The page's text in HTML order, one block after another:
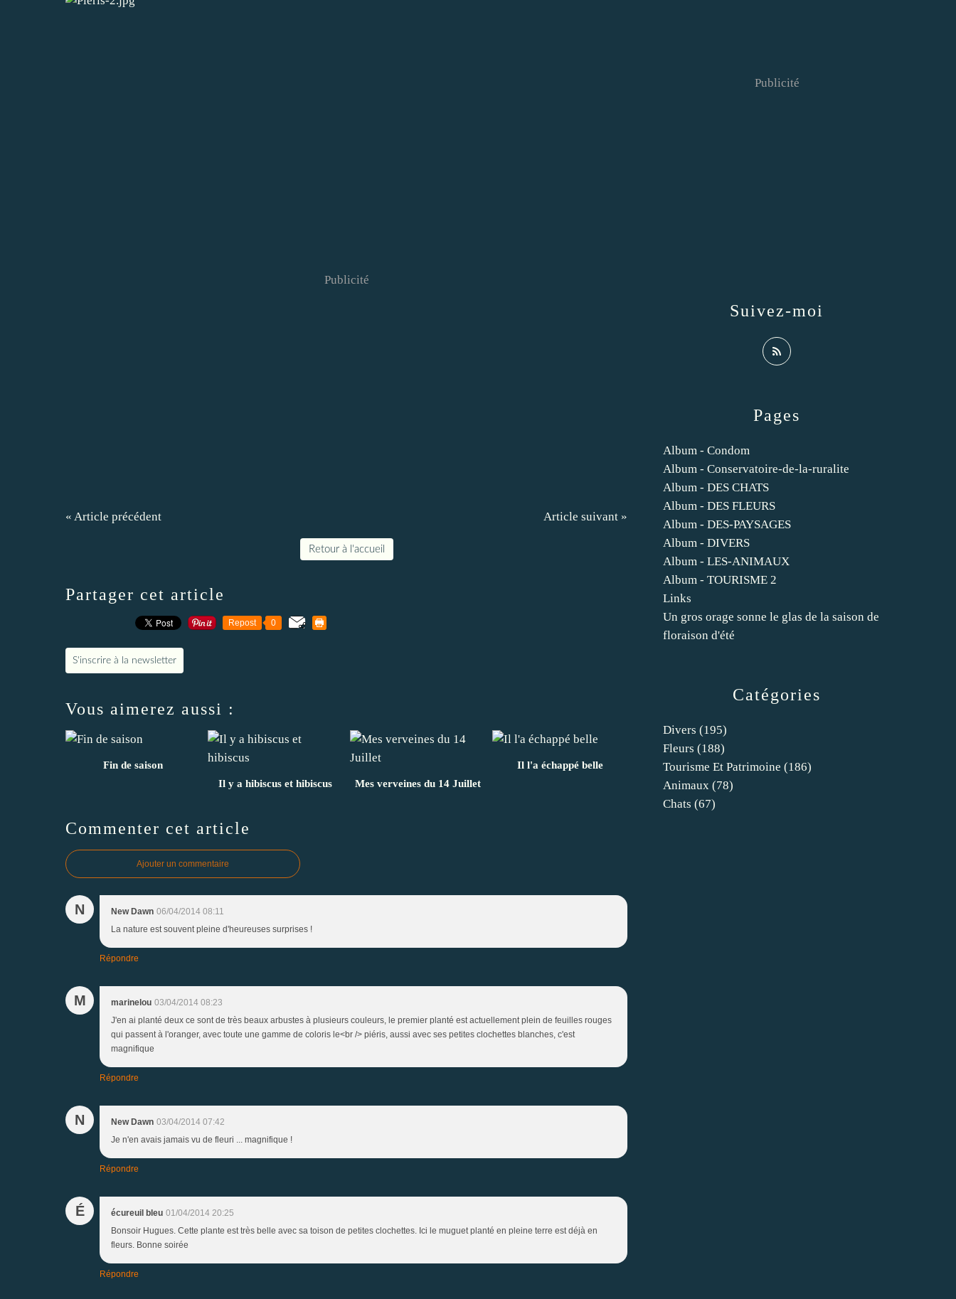
Publicité
« Article précédent Article suivant »
Retour à l'accueil
Partager cet article
Repost 0
S'inscrire à la newsletter
Vous aimerez aussi :
Fin de saison
Il y a hibiscus et hibiscus
Mes verveines du 14 Juillet
Il l'a échappé belle
Commenter cet article
Ajouter un commentaire
N New Dawn 06/04/2014 08:11
La nature est souvent pleine d'heureuses surprises !
Répondre
M marinelou 03/04/2014 08:23
J'en ai planté deux ce sont de très beaux arbustes à plusieurs couleurs, le premier planté est actuellement plein de feuilles rouges
qui passent à l'oranger, avec toute une gamme de coloris le<br /> piéris, aussi avec ses petites clochettes blanches, c'est
magnifique
Répondre
N New Dawn 03/04/2014 07:42
Je n'en avais jamais vu de fleuri ... magnifique !
Répondre
É écureuil bleu 01/04/2014 20:25
Bonsoir Hugues. Cette plante est très belle avec sa toison de petites clochettes. Ici le muguet planté en pleine terre est déjà en
fleurs. Bonne soirée
Répondre
Catégories
Divers (195)
Fleurs (188)
Tourisme Et Patrimoine (186)
Animaux (78)
Chats (67)
Pages
Album - Condom
Album - Conservatoire-de-la-ruralite
Album - DES CHATS
Album - DES FLEURS
Album - DES-PAYSAGES
Album - DIVERS
Album - LES-ANIMAUX
Album - TOURISME 2
Links
Un gros orage sonne le glas de la saison de
floraison d'été
Suivez-moi
Publicité